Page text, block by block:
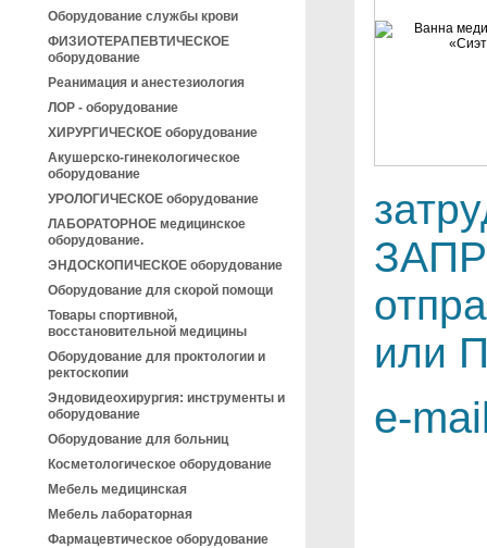
Оборудование службы крови
ФИЗИОТЕРАПЕВТИЧЕСКОЕ
оборудование
Реанимация и анестезиология
ЛОР - оборудование
ХИРУРГИЧЕСКОЕ оборудование
Акушерско-гинекологическое
оборудование
УРОЛОГИЧЕСКОЕ оборудование
ЛАБОРАТОРНОЕ медицинское
оборудование.
ЭНДОСКОПИЧЕСКОЕ оборудование
Оборудование для скорой помощи
Товары спортивной,
восстановительной медицины
Оборудование для проктологии и
ректоскопии
Эндовидеохирургия: инструменты и
оборудование
Оборудование для больниц
Косметологическое оборудование
Мебель медицинская
Мебель лабораторная
Фармацевтическое оборудование
или
e-